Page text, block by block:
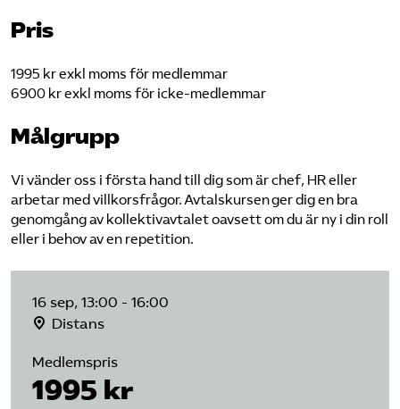
Pris
1995 kr exkl moms för medlemmar
6900 kr exkl moms för icke-medlemmar
Målgrupp
Vi vänder oss i första hand till dig som är chef, HR eller
arbetar med villkorsfrågor. Avtalskursen ger dig en bra
genomgång av kollektivavtalet oavsett om du är ny i din roll
eller i behov av en repetition.
16 sep, 13:00 - 16:00
Distans
Medlemspris
1995 kr